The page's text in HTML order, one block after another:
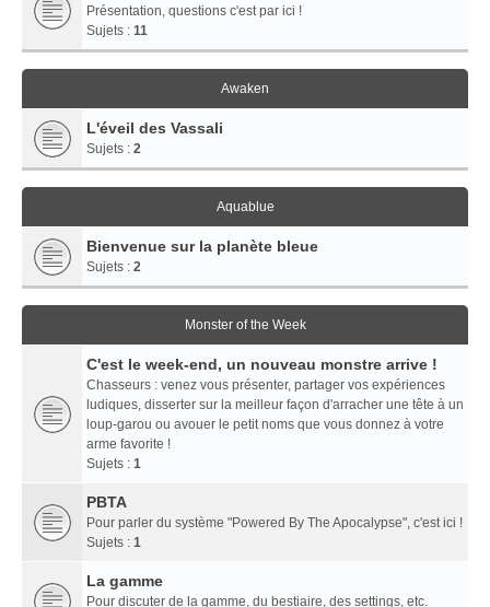
Présentation, questions c'est par ici !
Sujets : 11
Awaken
L'éveil des Vassali
Sujets : 2
Aquablue
Bienvenue sur la planète bleue
Sujets : 2
Monster of the Week
C'est le week-end, un nouveau monstre arrive !
Chasseurs : venez vous présenter, partager vos expériences
ludiques, disserter sur la meilleur façon d'arracher une tête à un
loup-garou ou avouer le petit noms que vous donnez à votre
arme favorite !
Sujets : 1
PBTA
Pour parler du système "Powered By The Apocalypse", c'est ici !
Sujets : 1
La gamme
Pour discuter de la gamme, du bestiaire, des settings, etc.